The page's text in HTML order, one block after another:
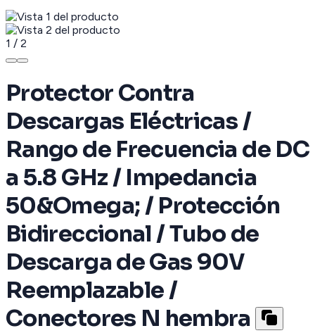
1 / 2
Protector Contra
Descargas Eléctricas /
Rango de Frecuencia de DC
a 5.8 GHz / Impedancia
50&Omega; / Protección
Bidireccional / Tubo de
Descarga de Gas 90V
Reemplazable /
Conectores N hembra